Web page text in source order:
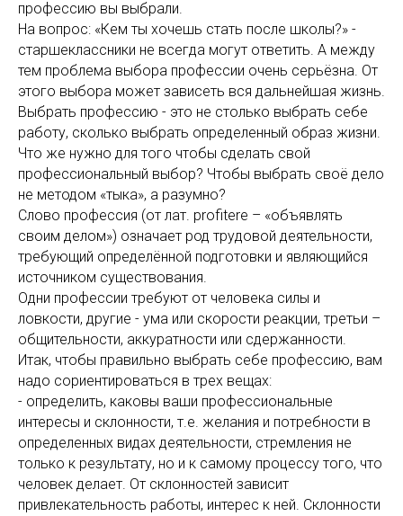
профессию вы выбрали.
На вопрос: «Кем ты хочешь стать после школы?» -
старшеклассники не всегда могут ответить. А между
тем проблема выбора профессии очень серьёзна. От
этого выбора может зависеть вся дальнейшая жизнь.
Выбрать профессию - это не столько выбрать себе
работу, сколько выбрать определенный образ жизни.
Что же нужно для того чтобы сделать свой
профессиональный выбор? Чтобы выбрать своё дело
не методом «тыка», а разумно?
Слово профессия (от лат. profitere – «объявлять
своим делом») означает род трудовой деятельности,
требующий определённой подготовки и являющийся
источником существования.
Одни профессии требуют от человека силы и
ловкости, другие - ума или скорости реакции, третьи –
общительности, аккуратности или сдержанности.
Итак, чтобы правильно выбрать себе профессию, вам
надо сориентироваться в трех вещах:
- определить, каковы ваши профессиональные
интересы и склонности, т.е. желания и потребности в
определенных видах деятельности, стремления не
только к результату, но и к самому процессу того, что
человек делает. От склонностей зависит
привлекательность работы, интерес к ней. Склонности